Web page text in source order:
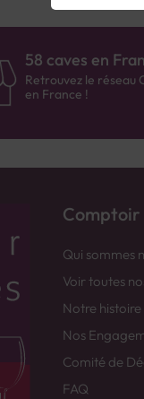
58 caves en
Retrouvez le réseau
en France !
Comptoir
Qui sommes
Voir toutes
Notre histoire
Nos
Comité de
FAQ